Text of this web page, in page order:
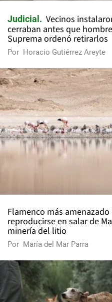
Judicial
Vecinos
cerraban antes que
Suprema ordenó retirarlos
Por Horacio Gutiérrez Areyte
Flamenco más
reproducirse en salar de
minería del litio
Por María del Mar Parra